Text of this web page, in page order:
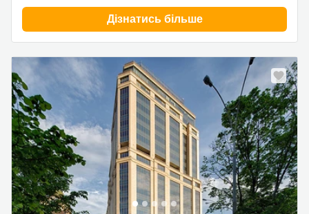
Дізнатись більше